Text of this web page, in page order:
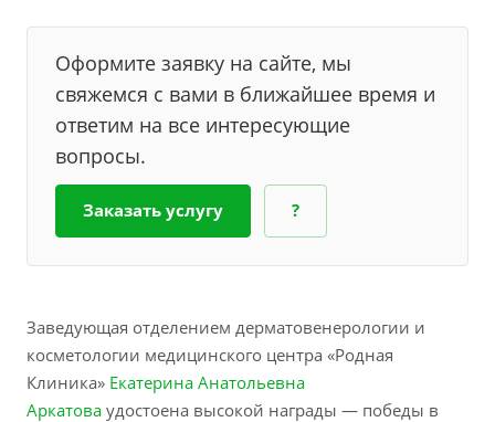
Оформите заявку на сайте, мы
свяжемся с вами в ближайшее время и
ответим на все интересующие
вопросы.
Заказать услугу ?
Заведующая отделением дерматовенерологии и
косметологии медицинского центра «Родная
Клиника» Екатерина Анатольевна
Аркатова удостоена высокой награды — победы в